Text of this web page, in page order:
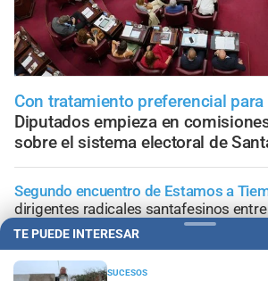
Con tratamiento preferencial
Diputados empieza en
sobre el sistema electoral de
Segundo encuentro de Estamos a
dirigentes radicales santafesinos
"Apurar el Paso"
Jornada de Internacionalización
TE PUEDE INTERESAR
SUCESOS